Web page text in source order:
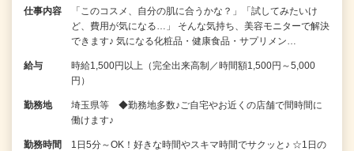
仕事内容
「このコスメ、自分の肌に合うかな？」「試してみたいけ
ど、費用が気になる…」 そんな気持ち、美容モニターで解決
できます♪ 気になる化粧品・健康食品・サプリメン…
給与
時給1,500円以上（完全出来高制／時間額1,500円～5,000
円）
勤務地
埼玉県等 ◆勤務地多数♪ご自宅やお近くの店舗で間時間に
働けます♪
勤務時間
1日5分～OK！好きな時間やスキマ時間でサクッと♪ ☆1日の